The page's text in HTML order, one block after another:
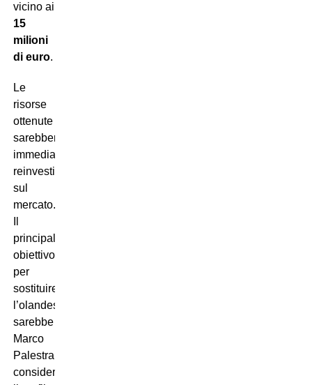
vicino ai
15
milioni
di euro.
Le
risorse
ottenute
sarebbero
immediatamente
reinvestite
sul
mercato.
principale
obiettivo
per
sostituire
l’olandese
sarebbe
Marco
Palestra,
considerato